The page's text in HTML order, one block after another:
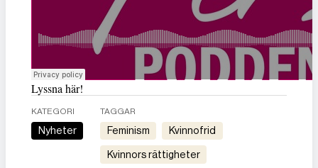
Lyssna här!
KATEGORI
Nyheter
TAGGAR
feminism kvinnofrid
kvinnors rättigheter